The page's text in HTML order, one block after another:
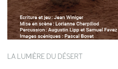
LA LUMIÈRE DU DÉSERT